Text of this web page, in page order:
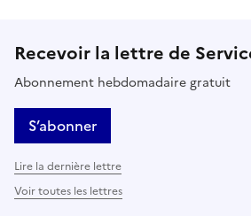
Recevoir la lettre de
Abonnement hebdomadaire gratuit
S’abonner
Lire la dernière lettre
Voir toutes les lettres